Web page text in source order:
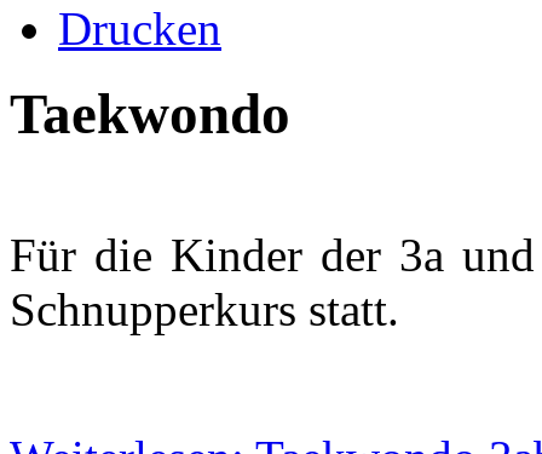
Drucken
Taekwondo
Für die Kinder der 3a
Schnupperkurs statt.